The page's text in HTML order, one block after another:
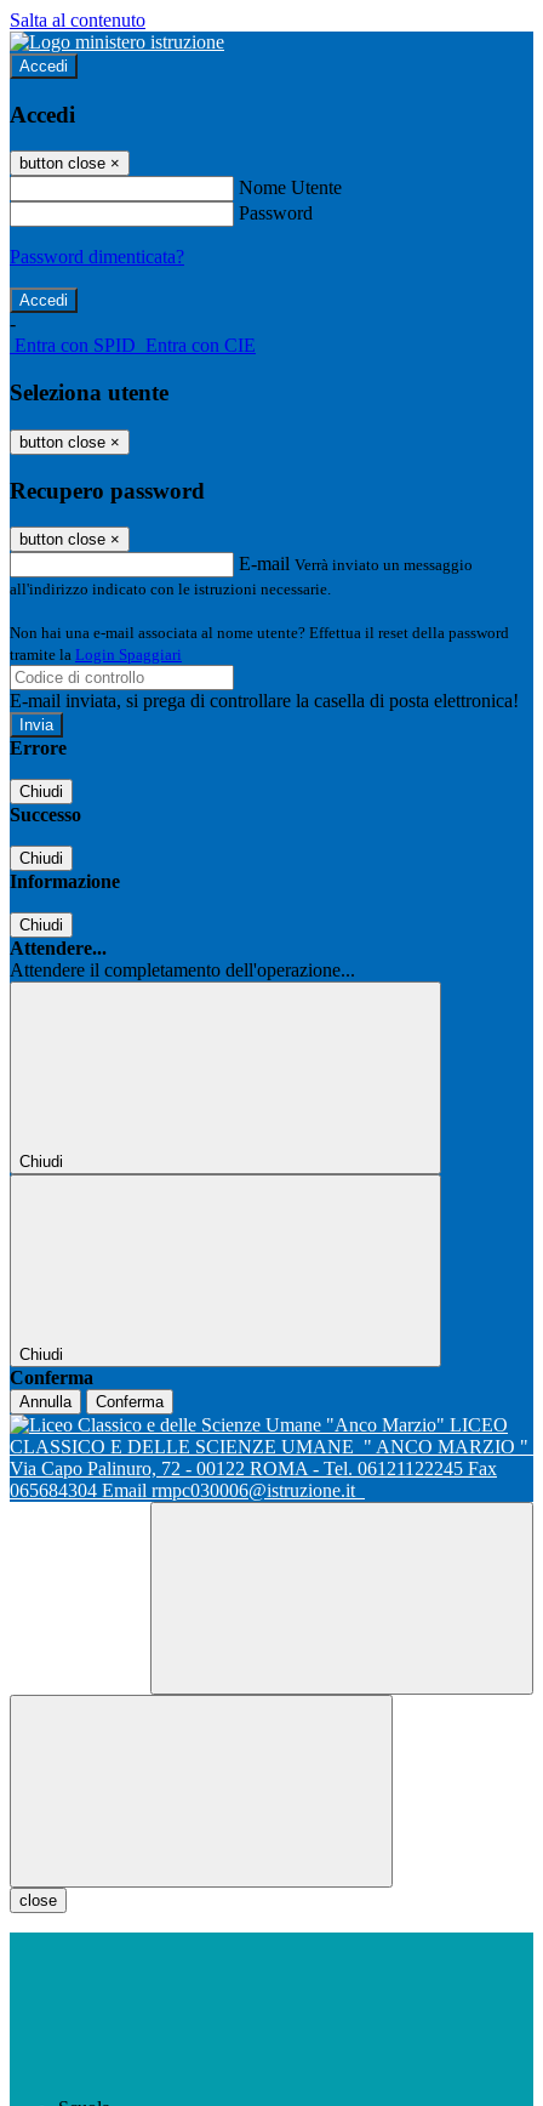
Salta al contenuto
Accedi
Accedi
button close ×
Nome Utente
Password
Password dimenticata?
-
Entra con SPID Entra con CIE
Seleziona utente
button close ×
Recupero password
button close ×
E-mail Verrà inviato un messaggio
all'indirizzo indicato con le istruzioni necessarie.
Non hai una e-mail associata al nome utente? Effettua il reset della password
tramite la Login Spaggiari
E-mail inviata, si prega di controllare la casella di posta elettronica!
Errore
Chiudi
Successo
Chiudi
Informazione
Chiudi
Attendere...
Attendere il completamento dell'operazione...
Chiudi
Chiudi
Conferma
Annulla Conferma
LICEO
CLASSICO E DELLE SCIENZE UMANE " ANCO MARZIO "
Via Capo Palinuro, 72 - 00122 ROMA - Tel. 06121122245 Fax
065684304 Email rmpc030006@istruzione.it
close